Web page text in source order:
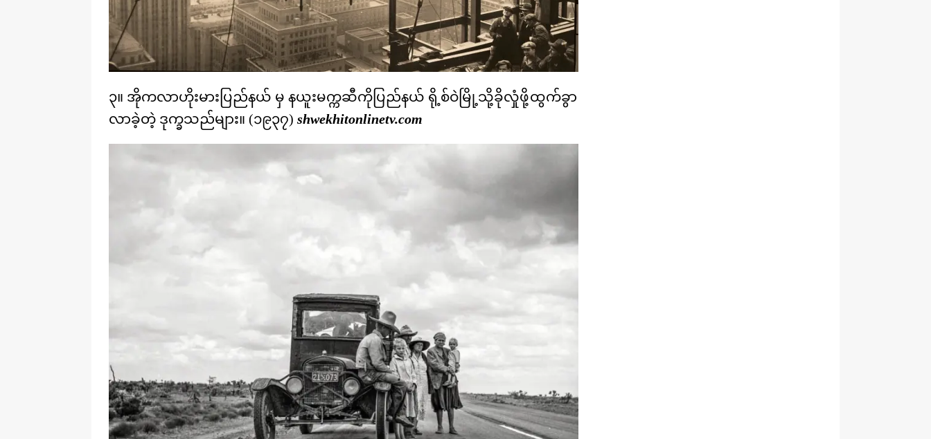
၃။ အိုကလာဟိုးမားပြည်နယ် မှ နယူးမက္ကဆီကိုပြည်နယ် ရို့စ်ဝဲမြို့သို့ခိုလှုံဖို့ထွက်ခွာ
လာခဲ့တဲ့ ဒုက္ခသည်များ။ (၁၉၃၇) shwekhitonlinetv.com